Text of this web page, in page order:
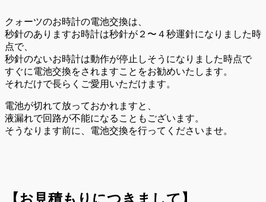
クォーツのお時計の電池交換は、
秒針のありますお時計は秒針が２〜４秒運針になりました時
点で、
秒針のないお時計は動作が停止しそうになりました時点で
すぐに電池交換をされますことをお勧めいたします。
それだけで長らくご愛用いただけます。
電池が切れて放っておかれますと、
液漏れで回路が不能になることもございます。
そうなります前に、電池交換を行ってくださいませ。